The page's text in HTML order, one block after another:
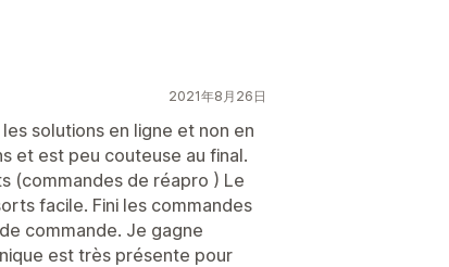
2021年8月26日
solutions en ligne et non en
et est peu couteuse au final.
(commandes de réapro ) Le
facile. Fini les commandes
commande. Je gagne
est très présente pour